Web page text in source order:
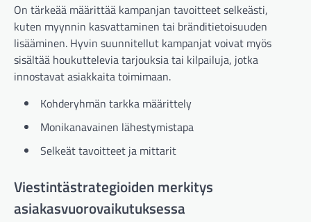
On tärkeää määrittää kampanjan tavoitteet selkeästi,
kuten myynnin kasvattaminen tai bränditietoisuuden
lisääminen. Hyvin suunnitellut kampanjat voivat myös
sisältää houkuttelevia tarjouksia tai kilpailuja, jotka
innostavat asiakkaita toimimaan.
Kohderyhmän tarkka määrittely
Monikanavainen lähestymistapa
Selkeät tavoitteet ja mittarit
Viestintästrategioiden merkitys
asiakasvuorovaikutuksessa